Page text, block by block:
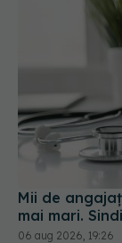
Mii de
mai mari.
06 aug 2026, 19:26